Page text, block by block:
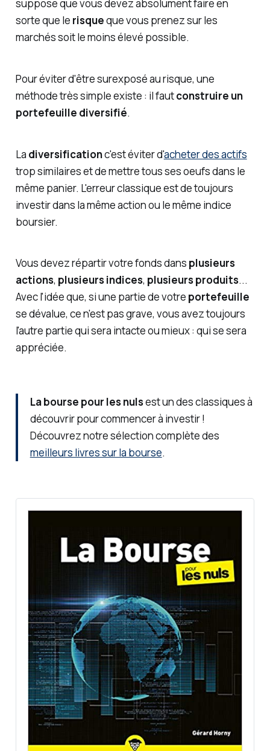
suppose que vous devez absolument faire en
sorte que le risqueque vous prenez sur les
marchés soit le moins élevé possible.
Pour éviter d'être surexposé au risque, une
méthode très simple existe : il fautconstruire un
portefeuille diversifié.
La diversificationc'est éviter d'acheter des actifs
trop similaires et demettre tous ses oeufs dans le
même panier. L'erreur classique est de toujours
investir dans la même action ou le même indice
boursier.
Vous devez répartir votre fonds dans plusieurs
actions, plusieurs indices, plusieurs produits...
Avec l'idée que, si une partie de votre portefeuille
se dévalue, ce n'est pas grave, vous avez toujours
l'autre partie qui sera intacte ou mieux : qui se sera
appréciée.
La bourse pour les nulsest un des classiques à
découvrir pour commencer à investir !
Découvrez notre sélection complète des
meilleurs livres sur la bourse.